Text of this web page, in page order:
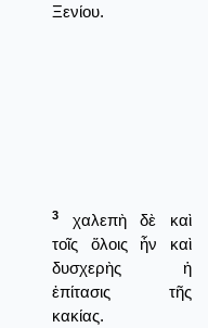
Ξενίου.
3
χαλεπὴ δὲ καὶ
τοῖς ὅλοις ἦν καὶ
δυσχερὴς ἡ
ἐπίτασις τῆς
κακίας.